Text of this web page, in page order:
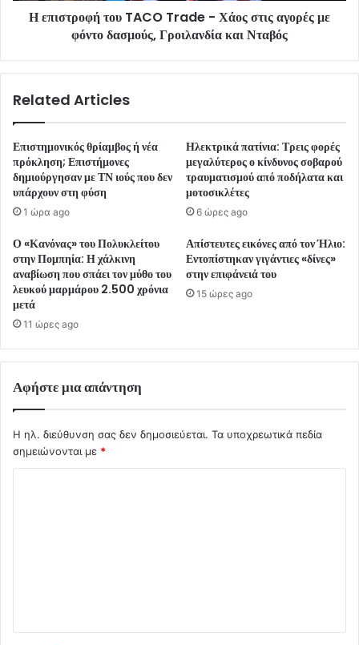
Η επιστροφή του TACO Trade - Χάος στις αγορές με
φόντο δασμούς, Γροιλανδία και Νταβός
Related Articles
Επιστημονικός θρίαμβος ή νέα
πρόκληση; Επιστήμονες
δημιούργησαν με ΤΝ ιούς που δεν
υπάρχουν στη φύση
1 ώρα ago
Ηλεκτρικά πατίνια: Τρεις φορές
μεγαλύτερος ο κίνδυνος σοβαρού
τραυματισμού από ποδήλατα και
μοτοσικλέτες
6 ώρες ago
Ο «Κανόνας» του Πολυκλείτου
στην Πομπηία: Η χάλκινη
αναβίωση που σπάει τον μύθο του
λευκού μαρμάρου 2.500 χρόνια
μετά
11 ώρες ago
Απίστευτες εικόνες από τον Ήλιο:
Εντοπίστηκαν γιγάντιες «δίνες»
στην επιφάνειά του
15 ώρες ago
Αφήστε μια απάντηση
Η ηλ. διεύθυνση σας δεν δημοσιεύεται. Τα υποχρεωτικά πεδία
σημειώνονται με *